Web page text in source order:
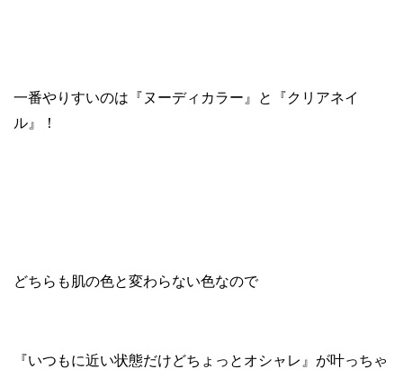
一番やりすいのは『ヌーディカラー』と『クリアネイ
ル』！
どちらも肌の色と変わらない色なので
『いつもに近い状態だけどちょっとオシャレ』が叶っちゃ